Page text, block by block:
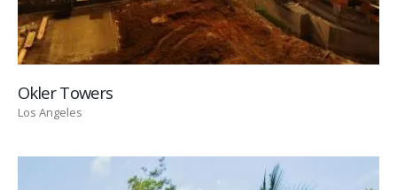
Okler Towers
Los Angeles